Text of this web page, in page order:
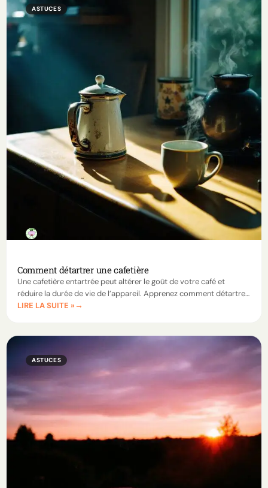
ASTUCES
Comment détartrer une cafetière
Une cafetière entartrée peut altérer le goût de votre café et
réduire la durée de vie de l’appareil. Apprenez comment détartrer
une cafetière avec des solutions naturelles comme le vinaigre
LIRE LA SUITE »
ASTUCES